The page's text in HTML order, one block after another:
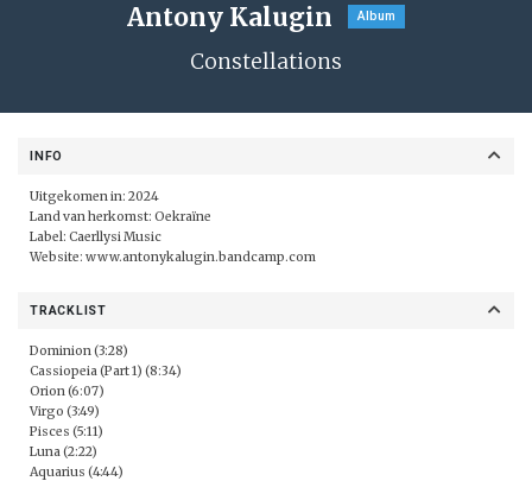
Antony Kalugin Album
Constellations
INFO
Uitgekomen in: 2024
Land van herkomst: Oekraïne
Label: Caerllysi Music
Website: www.antonykalugin.bandcamp.com
TRACKLIST
Dominion (3:28)
Cassiopeia (Part 1) (8:34)
Orion (6:07)
Virgo (3:49)
Pisces (5:11)
Luna (2:22)
Aquarius (4:44)